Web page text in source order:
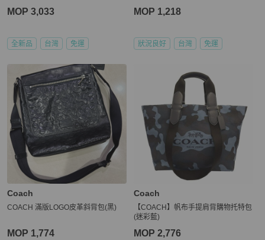
MOP 3,033
全新品 台灣 免運
MOP 1,218
狀況良好 台灣 免運
Coach
COACH 滿版LOGO皮革斜背包(黑)
MOP 1,774
Coach
【COACH】帆布手提肩背購物托特包
(迷彩藍)
MOP 2,776